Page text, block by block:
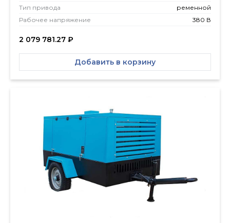
Тип привода
ременной
Рабочее напряжение
380 В
2 079 781.27 ₽
Добавить в корзину